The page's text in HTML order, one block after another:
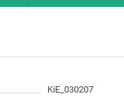
KiE_030207